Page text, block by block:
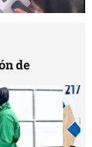
de